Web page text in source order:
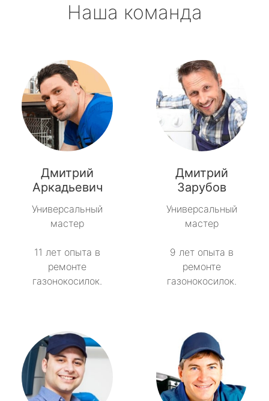
Наша команда
Дмитрий
Аркадьевич
Универсальный
мастер
11 лет опыта в
ремонте
газонокосилок.
Дмитрий
Зарубов
Универсальный
мастер
9 лет опыта в
ремонте
газонокосилок.